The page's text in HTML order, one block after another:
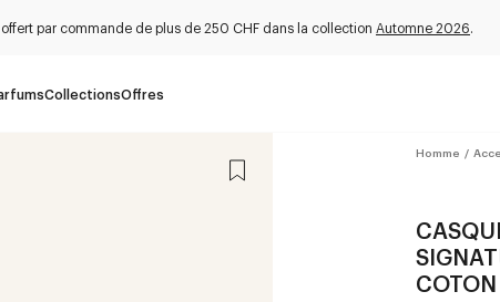
par commande de plus de 250 CHF dans la collection Automne 2026.
CollectionsOffres
Homme /
COTON